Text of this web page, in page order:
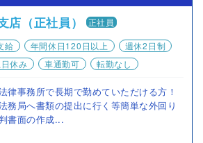
店（正社員）
正社員
給 年間休日120日以上
週休2日制
休み 車通勤可 転勤なし
律事務所で長期で勤めていただける方！
務局へ書類の提出に行く等簡単な外回り
書面の作成...